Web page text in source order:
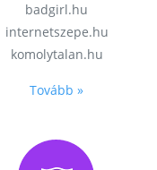
badgirl.hu
internetszepe.hu
komolytalan.hu
Tovább »